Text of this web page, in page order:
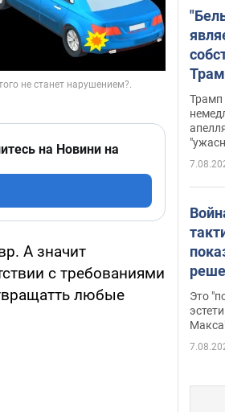
на Новини на
А значит
с требованиями
любые
Трамп
Это